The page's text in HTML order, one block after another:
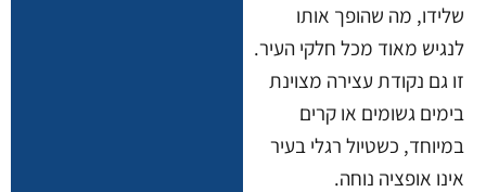
שלידו, מה שהופך אותו
לנגיש מאוד מכל חלקי העיר.
זו גם נקודת עצירה מצוינת
בימים גשומים או קרים
במיוחד, כשטיול רגלי בעיר
אינו אופציה נוחה.